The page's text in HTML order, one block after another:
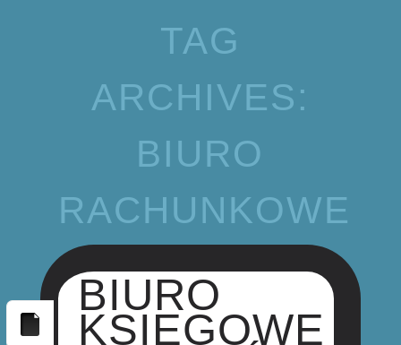
TAG
ARCHIVES:
BIURO
RACHUNKOWE
BIURO
KSIĘGOWE